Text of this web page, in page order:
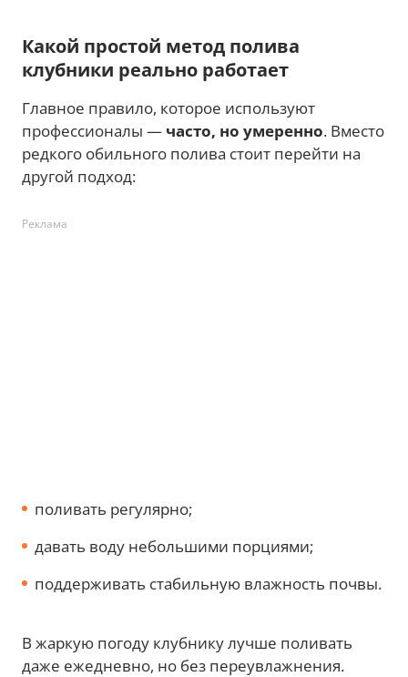
Какой простой метод полива
клубники реально работает
Главное правило, которое используют
профессионалы — часто, но умеренно. Вместо
редкого обильного полива стоит перейти на
другой подход:
Реклама
поливать регулярно;
давать воду небольшими порциями;
поддерживать стабильную влажность почвы.
В жаркую погоду клубнику лучше поливать
даже ежедневно, но без переувлажнения.